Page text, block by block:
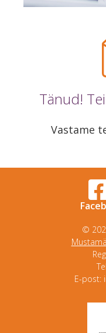
Tänud!
Vastame
©
E-post: